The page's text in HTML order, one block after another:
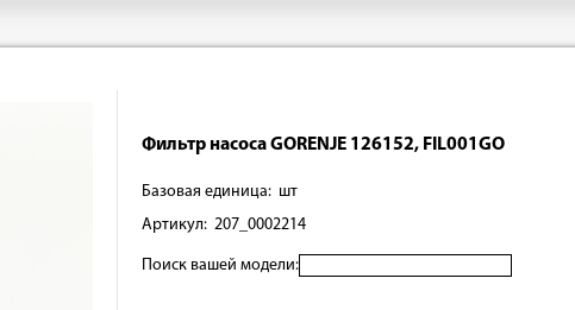
Фильтр насоса GORENJE 126152, FIL001GO
Базовая единица: шт
Артикул: 207_0002214
Поиск вашей модели: